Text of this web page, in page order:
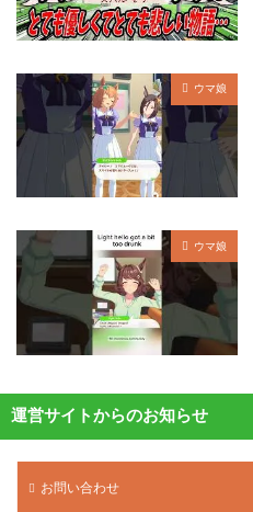
ウマ娘
ウマ娘
運営サイトからのお知らせ
お問い合わせ